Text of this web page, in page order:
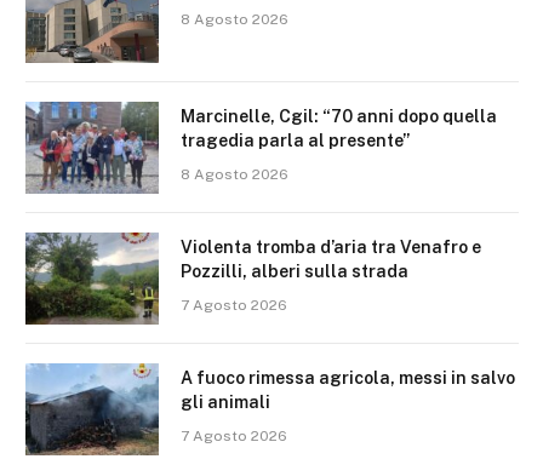
8 Agosto 2026
Marcinelle, Cgil: “70 anni dopo quella
tragedia parla al presente”
8 Agosto 2026
Violenta tromba d’aria tra Venafro e
Pozzilli, alberi sulla strada
7 Agosto 2026
A fuoco rimessa agricola, messi in salvo
gli animali
7 Agosto 2026